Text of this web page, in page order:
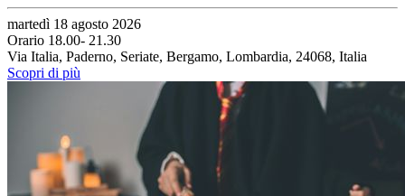
martedì 18 agosto 2026
Orario 18.00- 21.30
Via Italia, Paderno, Seriate, Bergamo, Lombardia, 24068, Italia
Scopri di più